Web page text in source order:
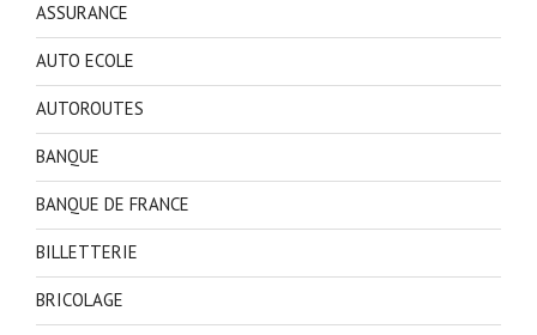
ASSURANCE
AUTO ECOLE
AUTOROUTES
BANQUE
BANQUE DE FRANCE
BILLETTERIE
BRICOLAGE